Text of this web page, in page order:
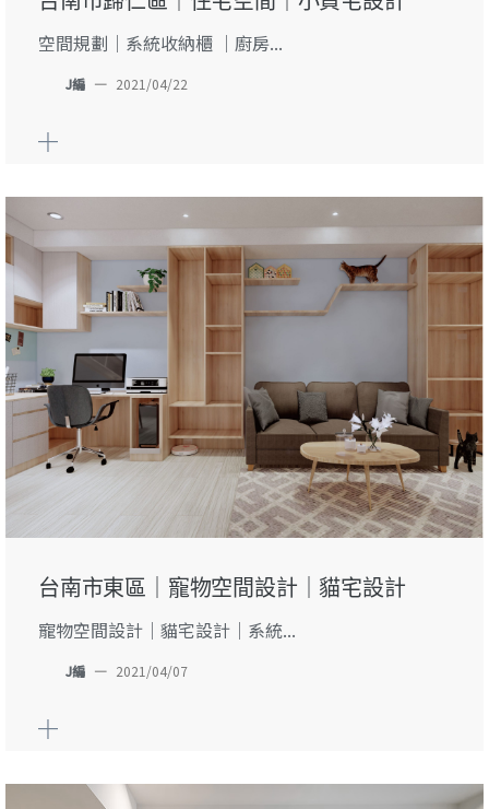
空間規劃｜系統收納櫃 ｜廚房...
J編 — 2021/04/22
台南市東區｜寵物空間設計｜貓宅設計
寵物空間設計｜貓宅設計｜系統...
J編 — 2021/04/07